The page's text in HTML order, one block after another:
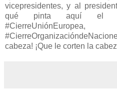
vicepresidentes, y al
qué pinta aquí el
#CierreUniónEuropea,
cabeza! ¡Que le corten la